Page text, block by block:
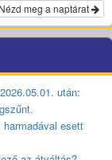
Nézd meg a naptárat
után:
esett